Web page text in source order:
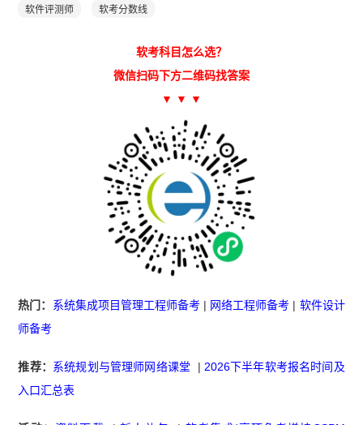
软件评测师 软考分数线
软考科目怎么选？
微信扫码下方二维码找答案
▼ ▼ ▼
热门： 系统集成项目管理工程师备考 | 网络工程师备考 | 软件设计
师备考
推荐： 系统规划与管理师网络课堂 | 2026下半年软考报名时间及
入口汇总表